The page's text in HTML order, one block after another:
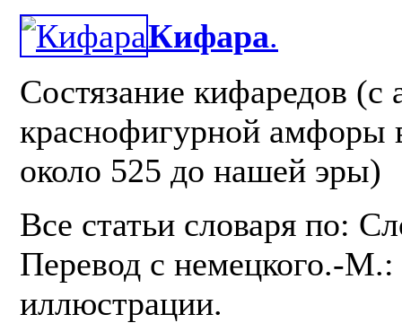
Кифара.
Состязание кифаредов (с
краснофигурной амфоры
около 525 до нашей эры)
Все статьи словаря по:
Перевод с немецкого.-
иллюстрации.